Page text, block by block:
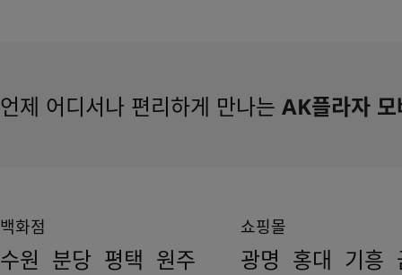
언제 어디서나 편리하게 만나는 AK플라자
백화점
수원 분당 평택 원주
쇼핑몰
광명 홍대 기흥